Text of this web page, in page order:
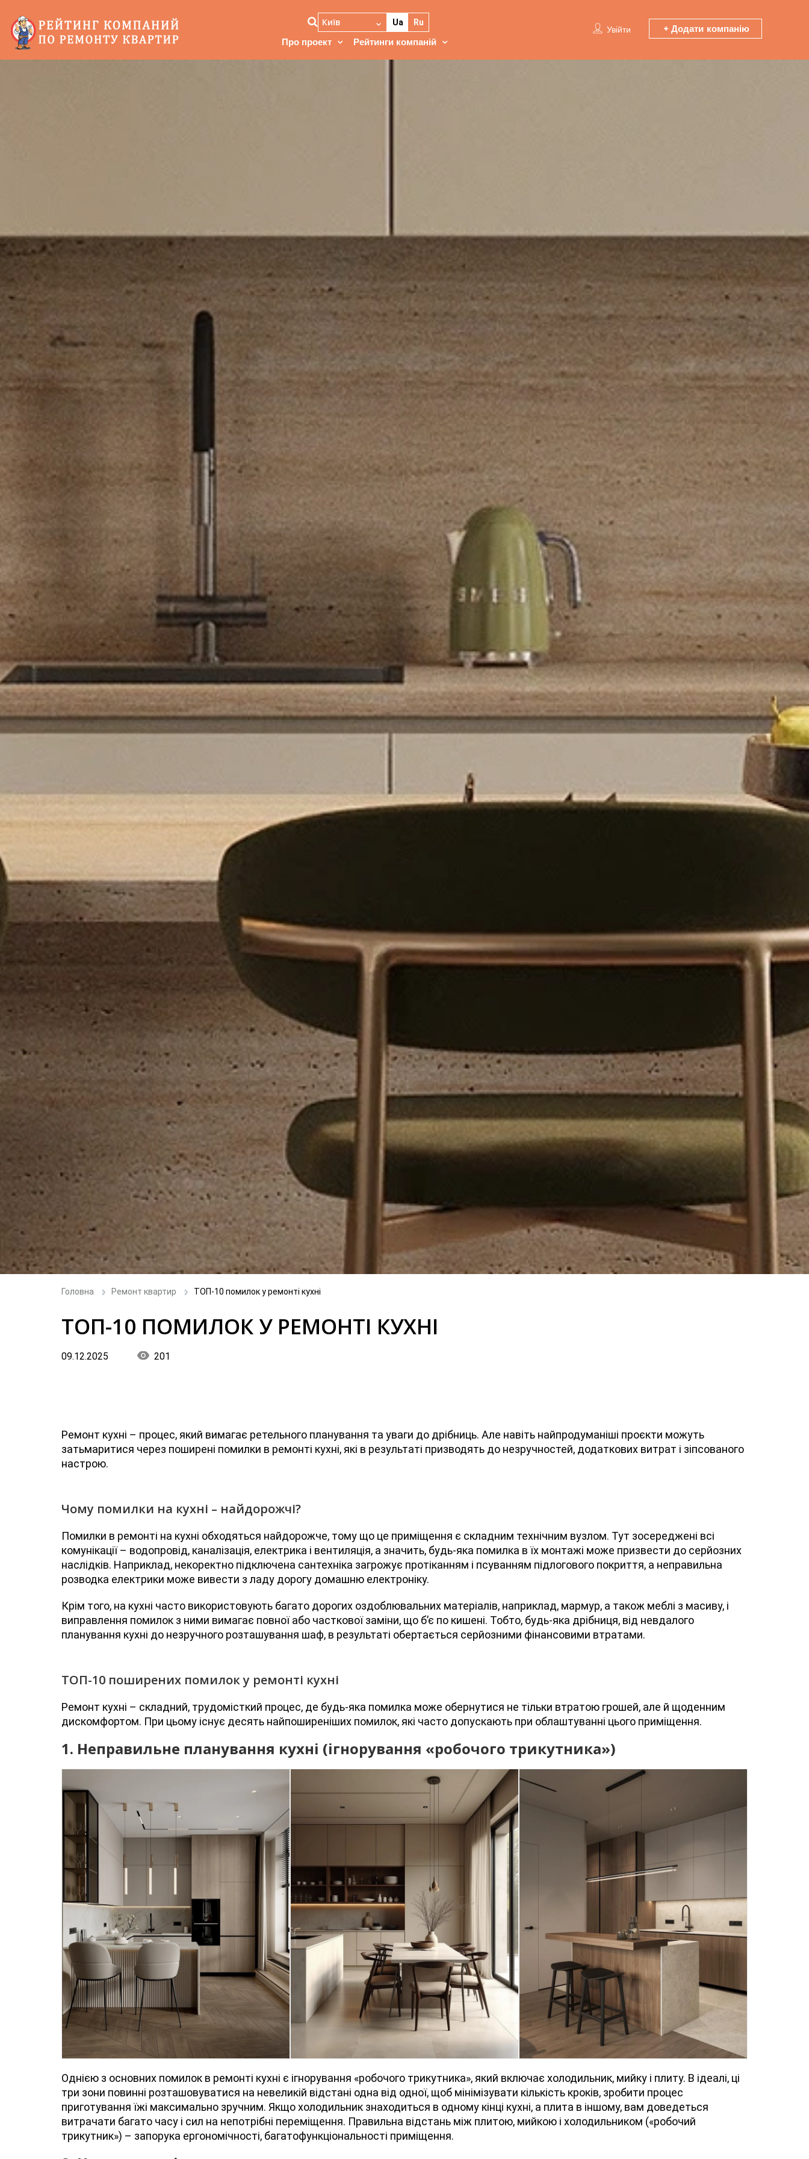
Київ Ua Ru
Про проект Рейтинги компаній
Увійти Додати компанію
Головна Ремонт квартир ТОП-10 помилок у ремонті кухні
ТОП-10 ПОМИЛОК У РЕМОНТІ КУХНІ
09.12.2025 201
Ремонт кухні – процес, який вимагає ретельного планування та уваги до дрібниць. Але навіть найпродуманіші проєкти можуть
затьмаритися через поширені помилки в ремонті кухні, які в результаті призводять до незручностей, додаткових витрат і зіпсованого
настрою.
Чому помилки на кухні – найдорожчі?
Помилки в ремонті на кухні обходяться найдорожче, тому що це приміщення є складним технічним вузлом. Тут зосереджені всі
комунікації – водопровід, каналізація, електрика і вентиляція, а значить, будь-яка помилка в їх монтажі може призвести до серйозних
наслідків. Наприклад, некоректно підключена сантехніка загрожує протіканням і псуванням підлогового покриття, а неправильна
розводка електрики може вивести з ладу дорогу домашню електроніку.
Крім того, на кухні часто використовують багато дорогих оздоблювальних матеріалів, наприклад, мармур, а також меблі з масиву, і
виправлення помилок з ними вимагає повної або часткової заміни, що б’є по кишені. Тобто, будь-яка дрібниця, від невдалого
планування кухні до незручного розташування шаф, в результаті обертається серйозними фінансовими втратами.
ТОП-10 поширених помилок у ремонті кухні
Ремонт кухні – складний, трудомісткий процес, де будь-яка помилка може обернутися не тільки втратою грошей, але й щоденним
дискомфортом. При цьому існує десять найпоширеніших помилок, які часто допускають при облаштуванні цього приміщення.
1. Неправильне планування кухні (ігнорування «робочого трикутника»)
Однією з основних помилок в ремонті кухні є ігнорування «робочого трикутника», який включає холодильник, мийку і плиту. В ідеалі, ці
три зони повинні розташовуватися на невеликій відстані одна від одної, щоб мінімізувати кількість кроків, зробити процес
приготування їжі максимально зручним. Якщо холодильник знаходиться в одному кінці кухні, а плита в іншому, вам доведеться
витрачати багато часу і сил на непотрібні переміщення. Правильна відстань між плитою, мийкою і холодильником («робочий
трикутник») – запорука ергономічності, багатофункціональності приміщення.